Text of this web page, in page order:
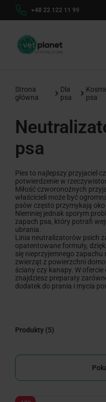
+48 22 122 11 99
Strona
główna
Dla
psa
psa
psa
Pies to najlepszy przyjaciel
potwierdzenie w
Miłość czworonożnych
właścicieli może być
psów często przymykają
Niemniej jednak sporym
zapach psa, który potrafi
ubrania.
Linia neutralizatorów psich
opatentowane formuły,
się nieprzyjemnego zapachu
zwierząt z powierzchni
ściany czy kanapy. W ofercie
znajdziesz preparaty
dodatek do prania i mycia
Produkty (5)